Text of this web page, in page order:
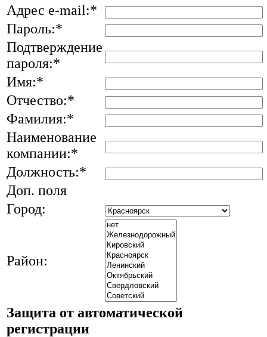
Адрес e-mail:*
Пароль:*
Подтверждение
пароля:*
Имя:*
Отчество:*
Фамилия:*
Наименование
компании:*
Должность:*
Доп. поля
Город:
Район:
Защита от автоматической
регистрации